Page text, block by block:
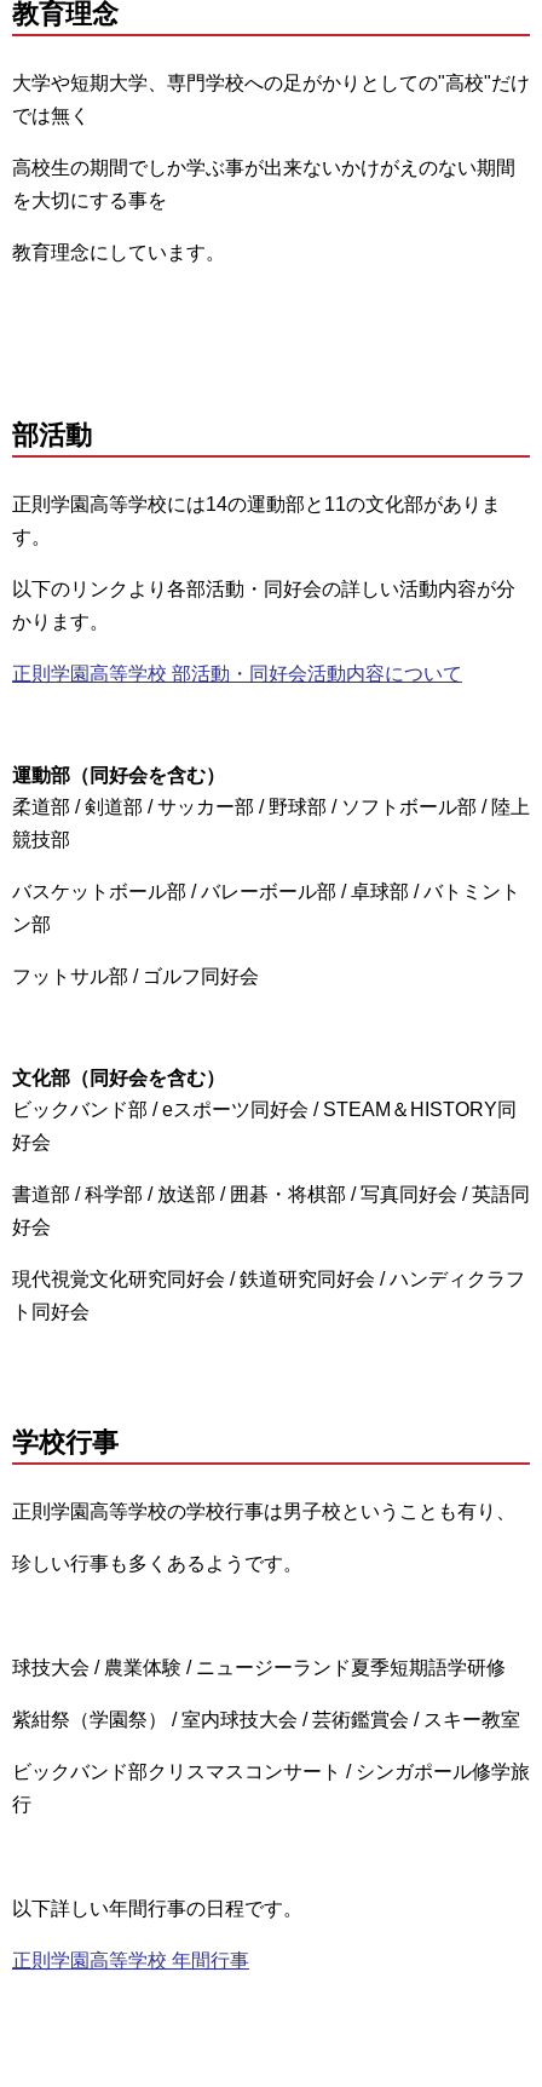
教育理念
大学や短期大学、専門学校への足がかりとしての"高校"だけ
では無く
高校生の期間でしか学ぶ事が出来ないかけがえのない期間
を大切にする事を
教育理念にしています。
部活動
正則学園高等学校には14の運動部と11の文化部がありま
す。
以下のリンクより各部活動・同好会の詳しい活動内容が分
かります。
正則学園高等学校 部活動・同好会活動内容について
運動部（同好会を含む）
柔道部 / 剣道部 / サッカー部 / 野球部 / ソフトボール部 / 陸上
競技部
バスケットボール部 / バレーボール部 / 卓球部 / バトミント
ン部
フットサル部 / ゴルフ同好会
文化部（同好会を含む）
ビックバンド部 / eスポーツ同好会 / STEAM＆HISTORY同
好会
書道部 / 科学部 / 放送部 / 囲碁・将棋部 / 写真同好会 / 英語同
好会
現代視覚文化研究同好会 / 鉄道研究同好会 / ハンディクラフ
ト同好会
学校行事
正則学園高等学校の学校行事は男子校ということも有り、
珍しい行事も多くあるようです。
球技大会 / 農業体験 / ニュージーランド夏季短期語学研修
紫紺祭（学園祭） / 室内球技大会 / 芸術鑑賞会 / スキー教室
ビックバンド部クリスマスコンサート / シンガポール修学旅
行
以下詳しい年間行事の日程です。
正則学園高等学校 年間行事